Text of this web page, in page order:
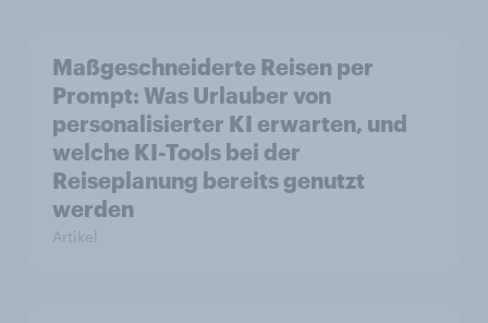
Maßgeschneiderte Reisen per
Prompt: Was Urlauber von
personalisierter KI erwarten, und
welche KI-Tools bei der
Reiseplanung bereits genutzt
werden
Artikel